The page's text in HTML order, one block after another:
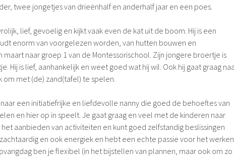
twee jongetjes van drieënhalf en anderhalf jaar en een poes.
lief, gevoelig en kijkt vaak even de kat uit de boom. Hij is een
enorm van voorgelezen worden, van hutten bouwen en
maart naar groep 1 van de Montessorischool. Zijn jongere broertje is
Hij is lief, aanhankelijk en weet goed wat hij wil. Ook hij gaat graag
om met (de) zand(tafel) te spelen.
een initiatiefrijke en liefdevolle nanny die goed de behoeftes van
en hier op in speelt. Je gaat graag en veel met de kinderen naar
aanbieden van activiteiten en kunt goed zelfstandig beslissingen
en ook energiek en hebt een echte passie voor het werken
ben je flexibel (in het bijstellen van plannen, maar ook om zo